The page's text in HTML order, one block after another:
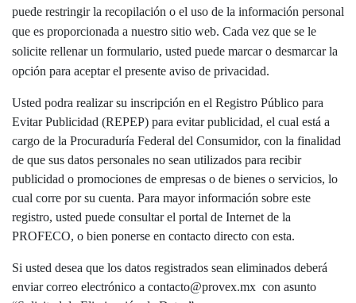
puede restringir la recopilación o el uso de la información personal
que es proporcionada a nuestro sitio web. Cada vez que se le
solicite rellenar un formulario, usted puede marcar o desmarcar la
opción para aceptar el presente aviso de privacidad.
Usted podra realizar su inscripción en el Registro Público para
Evitar Publicidad (REPEP) para evitar publicidad, el cual está a
cargo de la Procuraduría Federal del Consumidor, con la finalidad
de que sus datos personales no sean utilizados para recibir
publicidad o promociones de empresas o de bienes o servicios, lo
cual corre por su cuenta. Para mayor información sobre este
registro, usted puede consultar el portal de Internet de la
PROFECO, o bien ponerse en contacto directo con esta.
Si usted desea que los datos registrados sean eliminados deberá
enviar correo electrónico a contacto@provex.mx con asunto